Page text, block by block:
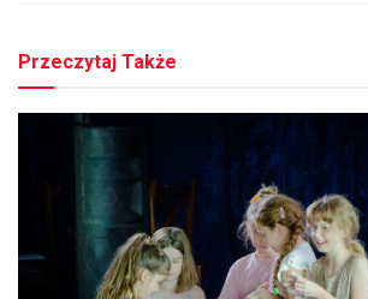
Przeczytaj Także